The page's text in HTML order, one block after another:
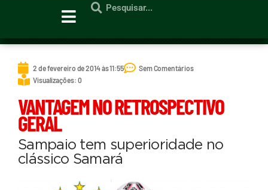
2 de fevereiro de 2014 às 11:55
Sem Comentários
Visualizações: 0
VANTAGEM NO RETROSPECTIVO
GERAL
Sampaio tem superioridade no
clássico Samará